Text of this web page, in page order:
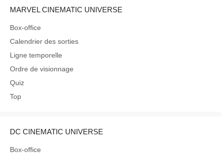
MARVEL CINEMATIC UNIVERSE
Box-office
Calendrier des sorties
Ligne temporelle
Ordre de visionnage
Quiz
Top
DC CINEMATIC UNIVERSE
Box-office